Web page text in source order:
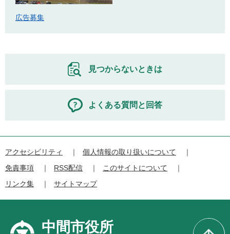
広告募集
見つからないときは
よくある質問と回答
アクセシビリティ
個人情報の取り扱いについて
免責事項
RSS配信
このサイトについて
リンク集
サイトマップ
中間市役所